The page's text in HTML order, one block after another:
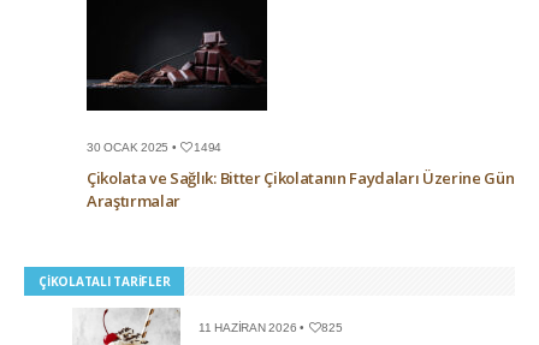
30 OCAK 2025 • 1494
Çikolata ve Sağlık: Bitter Çikolatanın Faydaları Üzerine Güncel
Araştırmalar
ÇIKOLATALI TARIFLER
11 HAZIRAN 2026 • 825